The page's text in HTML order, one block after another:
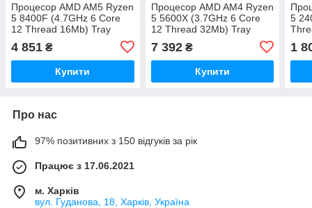
Процесор AMD AM5 Ryzen
5 8400F (4.7GHz 6 Core
12 Thread 16Mb) Tray
4 851 ₴
Купити
Процесор AMD AM4 Ryzen
5 5600X (3.7GHz 6 Core
12 Thread 32Mb) Tray
7 392₴
Купити
5
1
Про нас
97% позитивних з 150 відгуків за рік
Працює з 17.06.2021
м. Харків
вул. Гуданова, 18, Харків, Україна